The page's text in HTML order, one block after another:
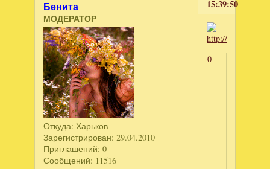
15:39:50
Бенита
МОДЕРАТОР
Откуда: Харьков
Зарегистрирован: 29.04.2010
Приглашений: 0
Сообщений: 11516
0